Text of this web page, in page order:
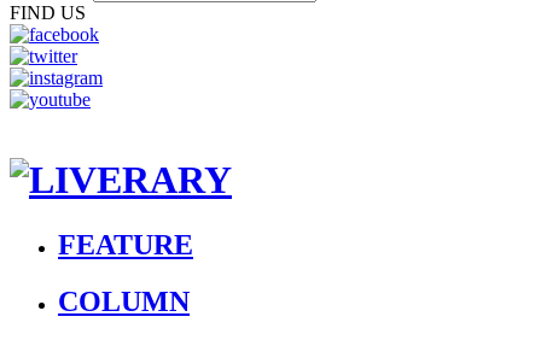
FIND US
FEATURE
COLUMN